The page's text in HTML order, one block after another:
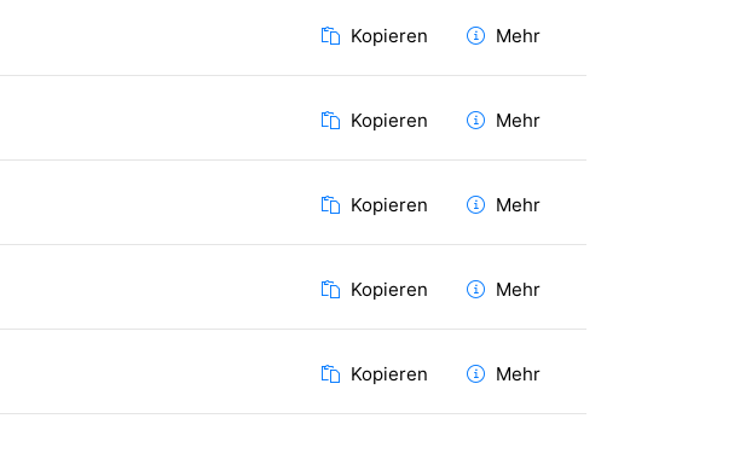
Kopieren Mehr
Kopieren Mehr
Kopieren Mehr
Kopieren Mehr
Kopieren Mehr